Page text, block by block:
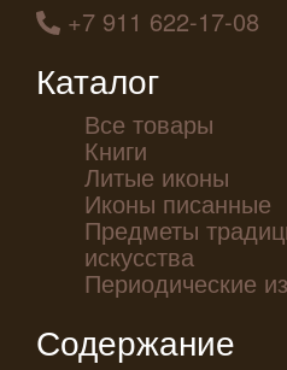
+7 911 622-17-08
Каталог
Все товары
Книги
Литые иконы
Иконы писанные
Предметы
искусства
Периодические
Содержание